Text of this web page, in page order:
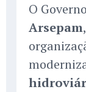
O
Arsepam